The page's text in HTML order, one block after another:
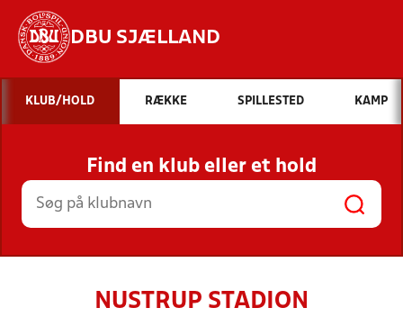
DBU SJÆLLAND
Hvad vil du søge efter?
INDHOLD OG NYHEDER
STILLINGER, RESULTATER, KLUBBER OG
HOLD
KLUB/HOLD RÆKKE SPILLESTED KAMP
Find en klub eller et hold
NUSTRUP STADION